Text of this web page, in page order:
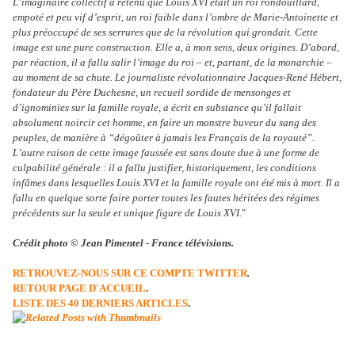
empoté et peu vif d’esprit, un roi faible dans l’ombre de Marie-Antoinette et
plus préoccupé de ses serrures que de la révolution qui grondait. Cette
image est une pure construction. Elle a, à mon sens, deux origines. D’abord,
par réaction, il a fallu salir l’image du roi – et, partant, de la monarchie –
au moment de sa chute. Le journaliste révolutionnaire Jacques-René Hébert,
fondateur du Père Duchesne, un recueil sordide de mensonges et
d’ignominies sur la famille royale, a écrit en substance qu’il fallait
absolument noircir cet homme, en faire un monstre buveur du sang des
peuples, de manière à “dégoûter à jamais les Français de la royauté”.
L’autre raison de cette image faussée est sans doute due à une forme de
culpabilité générale : il a fallu justifier, historiquement, les conditions
infâmes dans lesquelles Louis XVI et la famille royale ont été mis à mort. Il a
fallu en quelque sorte faire porter toutes les fautes héritées des régimes
précédents sur la seule et unique figure de Louis XVI."
Crédit photo © Jean Pimentel - France télévisions.
RETROUVEZ-NOUS SUR CE COMPTE TWITTER.
RETOUR PAGE D'ACCUEIL.
LISTE DES 40 DERNIERS ARTICLES.